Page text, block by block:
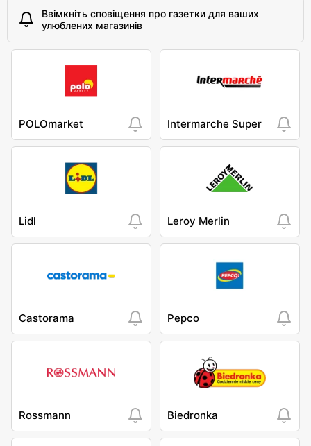
Ввімкніть сповіщення про газетки для ваших
улюблених магазинів
POLOmarket Intermarche Super
Lidl Leroy Merlin
Castorama Pepco
Rossmann Biedronka